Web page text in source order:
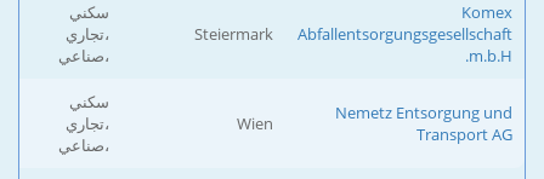
Komex
Abfallentsorgungsgesellschaft
m.b.H.
Steiermark
سكني
،تجاري
،صناعي
Nemetz Entsorgung und
Transport AG
Wien
سكني
،تجاري
،صناعي